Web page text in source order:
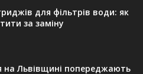
для фільтрів води: як
за заміну
на Львівщині попереджають